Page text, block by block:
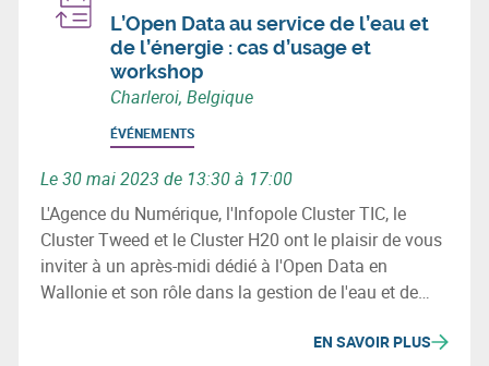
L’Open Data au service de l’eau et
de l’énergie : cas d’usage et
workshop
Charleroi, Belgique
ÉVÉNEMENTS
Le 30 mai 2023 de 13:30 à 17:00
L'Agence du Numérique, l'Infopole Cluster TIC, le
Cluster Tweed et le Cluster H20 ont le plaisir de vous
inviter à un après-midi dédié à l'Open Data en
Wallonie et son rôle dans la gestion de l'eau et de
EN SAVOIR PLUS